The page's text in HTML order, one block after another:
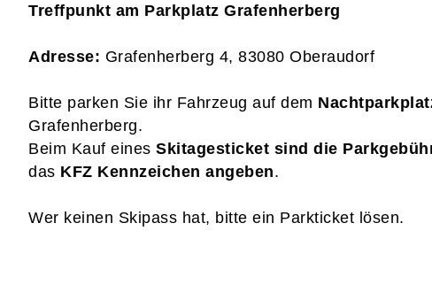
Treffpunkt am Parkplatz Grafenherberg
Adresse: Grafenherberg 4, 83080 Oberaudorf
Bitte parken Sie ihr Fahrzeug auf dem
Grafenherberg.
Beim Kauf eines Skitagesticket sind die
das KFZ Kennzeichen angeben.
Wer keinen Skipass hat, bitte ein Parkticket lösen.